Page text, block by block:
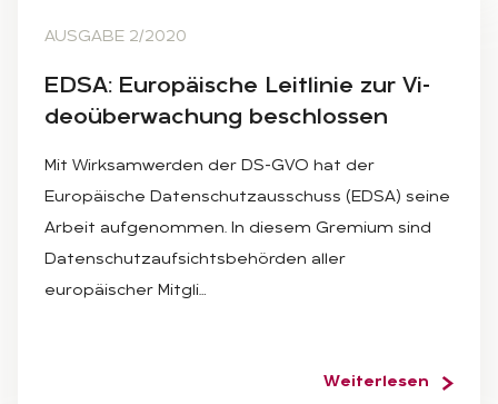
AUSGABE 2/2020
EDSA: Eu­ro­päi­sche Leit­li­nie zur Vi­
deo­über­wa­chung be­schlos­sen
Mit Wirksamwerden der DS-GVO hat der
Europäische Datenschutzausschuss (EDSA) seine
Arbeit aufgenommen. In diesem Gremium sind
Datenschutzaufsichtsbehörden aller
europäischer Mitgli…
Weiterlesen